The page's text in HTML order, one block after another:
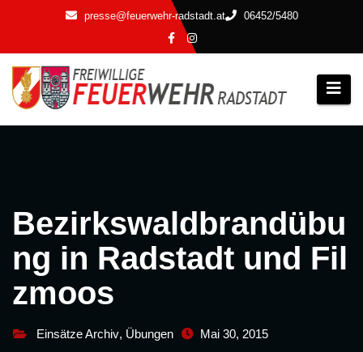
springen
presse@feuerwehr-radstadt.at 06452/5480
Bezirkswaldbrandübu
ng in Radstadt und Fil
zmoos
Einsätze Archiv, Übungen Mai 30, 2015